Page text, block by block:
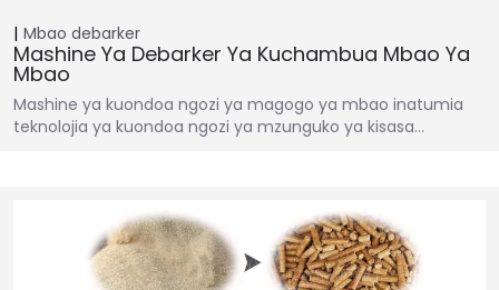
Mbao debarker
Mashine Ya Debarker Ya Kuchambua Mbao Ya
Mbao
Mashine ya kuondoa ngozi ya magogo ya mbao inatumia
teknolojia ya kuondoa ngozi ya mzunguko ya kisasa…